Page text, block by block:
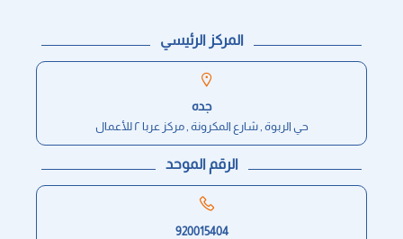
المركز الرئيسي
جده
حي الربوة , شارع المكرونة , مركز عربا ٢ للأعمال
الرقم الموحد
920015404